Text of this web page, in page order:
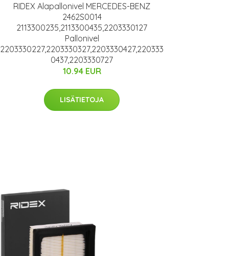
RIDEX Alapallonivel MERCEDES-BENZ
2462S0014
2113300235,2113300435,2203330127
Pallonivel
2203330227,2203330327,2203330427,220333
0437,2203330727
10.94 EUR
LISÄTIETOJA